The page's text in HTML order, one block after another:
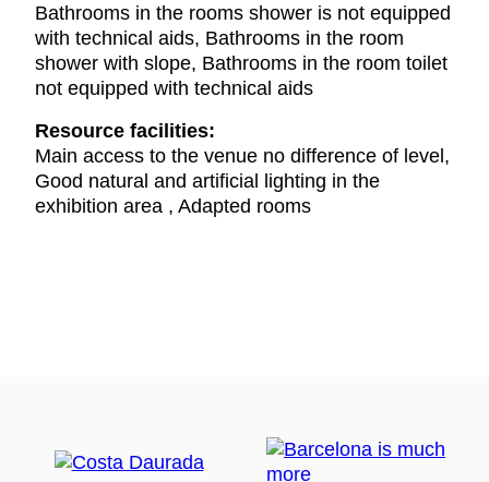
Bathrooms in the rooms shower is not equipped
with technical aids, Bathrooms in the room
shower with slope, Bathrooms in the room toilet
not equipped with technical aids
Resource facilities:
Main access to the venue no difference of level,
Good natural and artificial lighting in the
exhibition area , Adapted rooms